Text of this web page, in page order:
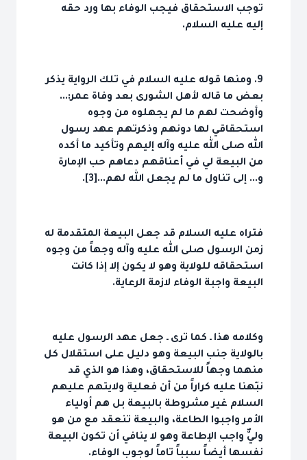
توجب الاستحقاق فيجب الوفاء بها ورد حقه
إليه عليه السلام.
9. ومنها قوله عليه السلام في تلك الرواية يذكر
بعض ما قاله لأهل الشورى بعد وفاة عمر:...
وأوضحت لهم ما لم يجهلوه من وجوه
استحقاقي لها دونهم وذكرتهم عهد رسول
الله صلى الله عليه وآله إليهم وتأكيد ما أكده
من البيعة لي في أعناقهم دعاهم حب الإمارة
و... إلى تناول ما لم يجعل الله لهم...[3].
فتراه عليه السلام قد جعل البيعة المتقدمة له
زمن الرسول صلى الله عليه وآله وجهاً من وجوه
استحقاقه للولاية وهو لا يكون إلا إذا كانت
البيعة واجبة الوفاء لازمة الرعاية.
وكلامه هذا ـ كما ترى ـ جعل عهد الرسول عليه
بالولاية جنب البيعة وهو دليل على استقلال كل
منهما وجهاً للاستحقاق، وهذا هو الذي قد
نبّهنا عليه كراراً من أن فعلية ولايتهم عليهم
السلام غير مشروطة بالبيعة بل هم أولياء
الأمر واجبوا الطاعة، والبيعة تنعقد مع من هو
وليٌّ واجب الإطاعة وهو لا ينافي أن تكون البيعة
نفسها أيضاً سبباً تاماً لوجوب الوفاء.